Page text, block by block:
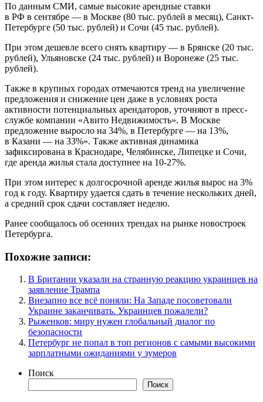
По данным СМИ, самые высокие арендные ставки
в РФ в сентябре — в Москве (80 тыс. рублей в месяц), Санкт-
Петербурге (50 тыс. рублей) и Сочи (45 тыс. рублей).
При этом дешевле всего снять квартиру — в Брянске (20 тыс.
рублей), Ульяновске (24 тыс. рублей) и Воронеже (25 тыс.
рублей).
Также в крупных городах отмечаются тренд на увеличение
предложения и снижение цен даже в условиях роста
активности потенциальных арендаторов, уточняют в пресс-
службе компании «Авито Недвижимость». В Москве
предложение выросло на 34%, в Петербурге — на 13%,
в Казани — на 33%». Также активная динамика
зафиксирована в Краснодаре, Челябинске, Липецке и Сочи,
где аренда жилья стала доступнее на 10-27%.
При этом интерес к долгосрочной аренде жилья вырос на 3%
год к году. Квартиру удается сдать в течение нескольких дней,
а средний срок сдачи составляет неделю.
Ранее сообщалось об осенних трендах на рынке новостроек
Петербурга.
Похожие записи:
В Британии указали на странную реакцию украинцев на
заявление Трампа
Внезапно все всё поняли: На Западе посоветовали
Украине заканчивать. Украинцев пожалели?
Рыженков: миру нужен глобальный диалог по
безопасности
Петербург не попал в топ регионов с самыми высокими
зарплатными ожиданиями у зумеров
Поиск
Поиск